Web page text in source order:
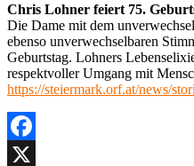
Chris Lohner feiert 75.
Die Dame mit dem
ebenso unverwechselbaren
Geburtstag. Lohners
respektvoller Umgang mit
https://steiermark.orf.at/news/
Facebook